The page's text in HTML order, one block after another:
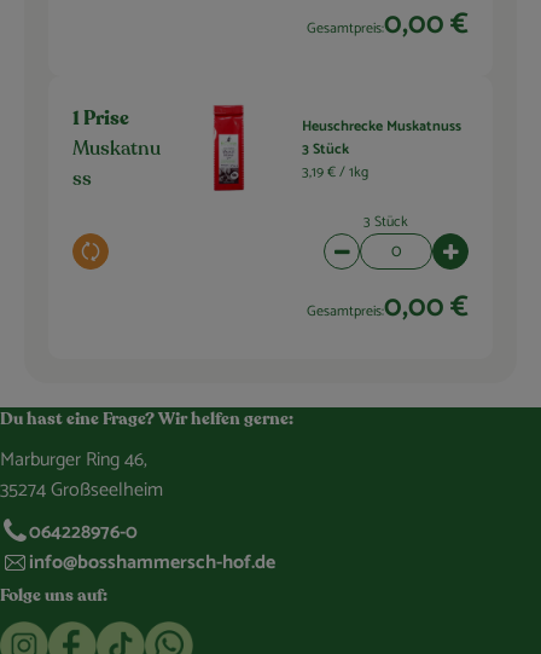
Gesamtpreis:0,00 €
1 Prise
Muskatnu
ss
Auswahl ändern
Heuschrecke Muskatnuss
3 Stück
3,19 € /1kg
3 Stück
Artikelanzahl verringern
Gesamtpreis:0,00 €
Du hast eine Frage? Wir helfen gerne:
Marburger Ring 46,
35274 Großseelheim
064228976-0
info@bosshammersch-hof.de
Folge uns auf:
Externer Link zu https://www.instagram.com/
Externer Link zu https://www.facebook.com/
Externer Link zu https://www.tiktok.com/
Externer Link zu https://whatsapp.com/